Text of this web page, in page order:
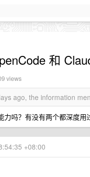
和
views
ago, the information
力吗？有没有两个都深度用
+08:00